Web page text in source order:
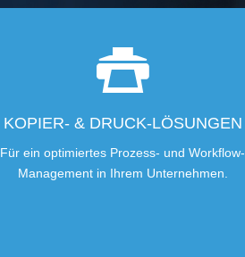
KOPIER- & DRUCK-LÖSUNGEN
Für ein optimiertes Prozess- und Workflow-
Management in Ihrem Unternehmen.